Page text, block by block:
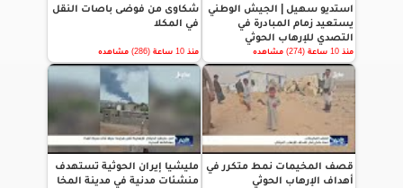
استديو سهيل | الجيش الوطني
يستعيد زمام المبادرة في
التصدي للإرهاب الحوثي
منذ 10 ساعة (274) مشاهده
شكاوى من فوضى باصات النقل
في المكلا
منذ 10 ساعة (286) مشاهده
قصف المخيمات نمط متكرر في
أهداف الإرهاب الحوثي
مليشيا إيران الحوثية تستهدف
منشئات مدنية في مدينة المخا